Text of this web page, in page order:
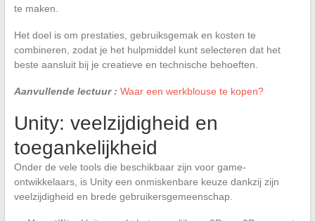
te maken.
Het doel is om prestaties, gebruiksgemak en kosten te
combineren, zodat je het hulpmiddel kunt selecteren dat het
beste aansluit bij je creatieve en technische behoeften.
Aanvullende lectuur : Waar een werkblouse te kopen?
Unity: veelzijdigheid en
toegankelijkheid
Onder de vele tools die beschikbaar zijn voor game-
ontwikkelaars, is Unity een onmiskenbare keuze dankzij zijn
veelzijdigheid en brede gebruikersgemeenschap.